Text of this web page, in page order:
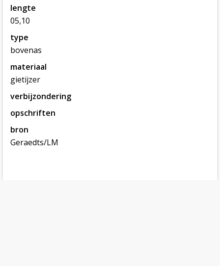
lengte
05,10
type
bovenas
materiaal
gietijzer
verbijzondering
opschriften
bron
Geraedts/LM